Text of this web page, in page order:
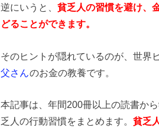
逆にいうと、 貧乏人の習慣を避け、
どることができます。
そのヒントが隠れているのが、世界
父さんのお金の教養です。
本記事は、年間200冊以上の読書か
乏人の行動習慣をまとめます。 貧乏